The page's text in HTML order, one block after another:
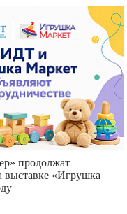
продолжат
выставке «Игрушка